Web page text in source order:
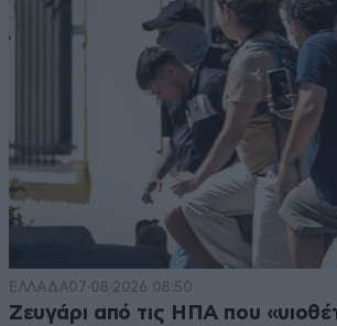
ΕΛΛΑΔΑ07·08·2026 08:50
Ζευγάρι από τις ΗΠΑ που